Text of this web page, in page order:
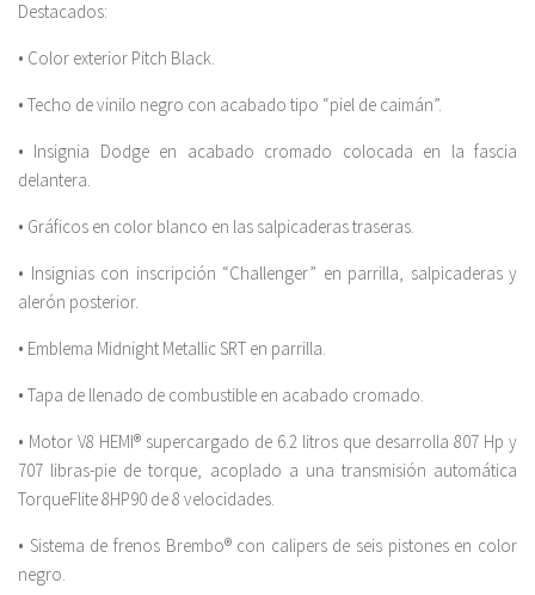
Destacados:
• Color exterior Pitch Black.
• Techo de vinilo negro con acabado tipo “piel de caimán”.
• Insignia Dodge en acabado cromado colocada en la fascia
delantera.
• Gráficos en color blanco en las salpicaderas traseras.
• Insignias con inscripción “Challenger” en parrilla, salpicaderas y
alerón posterior.
• Emblema Midnight Metallic SRT en parrilla.
• Tapa de llenado de combustible en acabado cromado.
• Motor V8 HEMI® supercargado de 6.2 litros que desarrolla 807 Hp y
707 libras-pie de torque, acoplado a una transmisión automática
TorqueFlite 8HP90 de 8 velocidades.
• Sistema de frenos Brembo® con calipers de seis pistones en color
negro.